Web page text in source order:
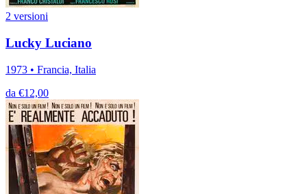
2 versioni
Lucky Luciano
1973 • Francia, Italia
da €12,00